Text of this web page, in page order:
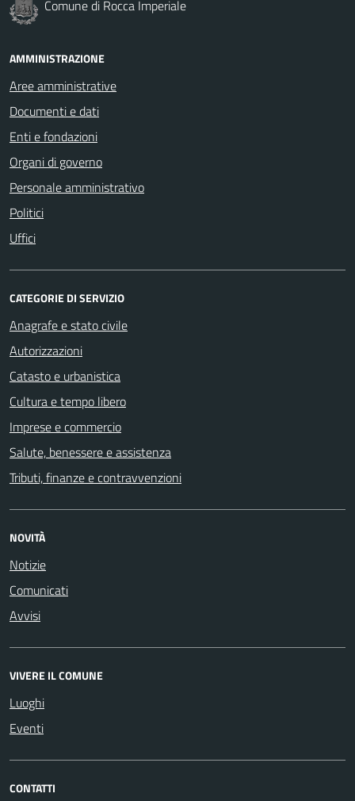
Comune di Rocca Imperiale
AMMINISTRAZIONE
Aree amministrative
Documenti e dati
Enti e fondazioni
Organi di governo
Personale amministrativo
Politici
Uffici
CATEGORIE DI SERVIZIO
Anagrafe e stato civile
Autorizzazioni
Catasto e urbanistica
Cultura e tempo libero
Imprese e commercio
Salute, benessere e assistenza
Tributi, finanze e contravvenzioni
NOVITÀ
Notizie
Comunicati
Avvisi
VIVERE IL COMUNE
Luoghi
Eventi
CONTATTI